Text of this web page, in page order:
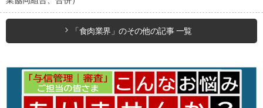
「食肉業界」のその他の記事 一覧